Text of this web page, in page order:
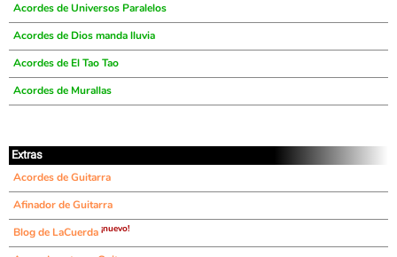
Acordes de Universos Paralelos
Acordes de Dios manda lluvia
Acordes de El Tao Tao
Acordes de Murallas
Extras
Acordes de Guitarra
Afinador de Guitarra
Blog de LaCuerda ¡nuevo!